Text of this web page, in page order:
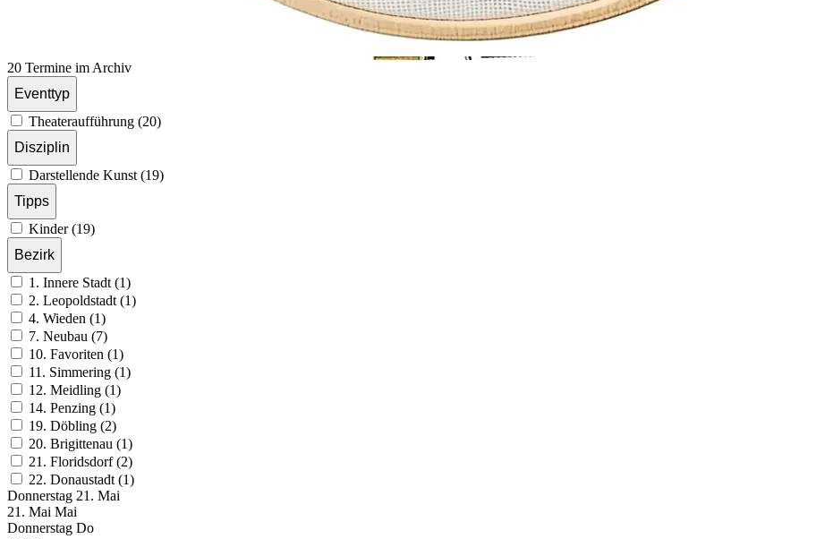
20 Termine im Archiv
Eventtyp
Theateraufführung (20)
Disziplin
Darstellende Kunst (19)
Tipps
Kinder (19)
Bezirk
1. Innere Stadt (1)
2. Leopoldstadt (1)
4. Wieden (1)
7. Neubau (7)
10. Favoriten (1)
11. Simmering (1)
12. Meidling (1)
14. Penzing (1)
19. Döbling (2)
20. Brigittenau (1)
21. Floridsdorf (2)
22. Donaustadt (1)
Donnerstag 21. Mai
21. Mai Mai
Donnerstag Do